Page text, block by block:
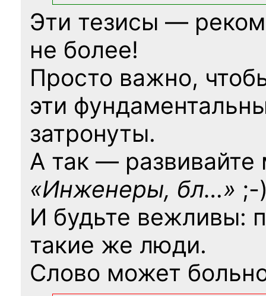
Эти тезисы —
не более!
Просто важно,
эти
затронуты.
А так — развивайте
«Инженеры, бл…» ;-
И будьте вежливы:
такие же люди.
Слово может